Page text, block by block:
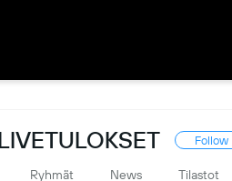
Follow
Ryhmät News Tilastot